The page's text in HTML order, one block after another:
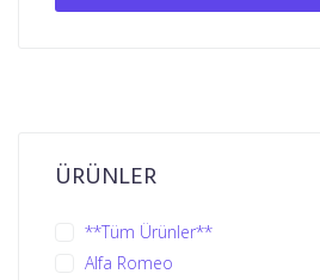
ÜRÜNLER
**Tüm Ürünler**
Alfa Romeo